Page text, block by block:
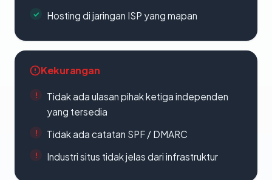
Hosting di jaringan ISP yang mapan
Kekurangan
Tidak ada ulasan pihak ketiga independen
yang tersedia
Tidak ada catatan SPF / DMARC
Industri situs tidak jelas dari infrastruktur